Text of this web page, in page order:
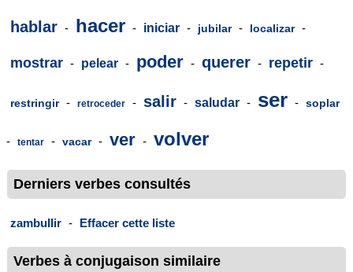
hablar - hacer - iniciar - jubilar - localizar -
mostrar - pelear - poder - querer - repetir -
restringir - retroceder - salir - saludar - ser - soplar
- tentar - vacar - ver - volver
Derniers verbes consultés
zambullir - Effacer cette liste
Verbes à conjugaison similaire